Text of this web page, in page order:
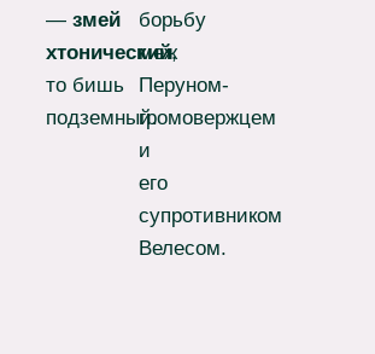
— змей
хтонический,
то бишь
подземный.
борьбу
меж
Перуном-
громовержцем
и
его
супротивником
Велесом.